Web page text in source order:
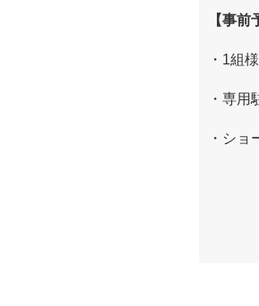
【事前
・1組
・専
・シ